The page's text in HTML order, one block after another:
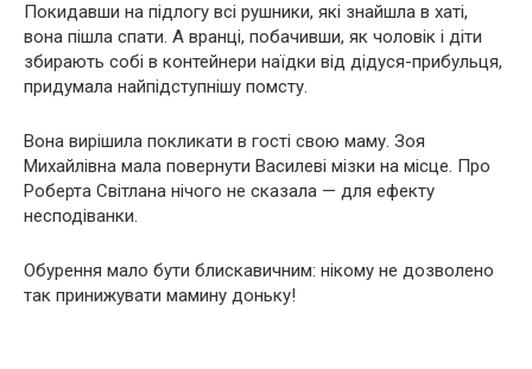
Покидавши на підлогу всі рушники, які знайшла в хаті,
вона пішла спати. А вранці, побачивши, як чоловік і діти
збирають собі в контейнери наїдки від дідуся-прибульця,
придумала найпідступнішу помсту.
Вона вирішила покликати в гості свою маму. Зоя
Михайлівна мала повернути Василеві мізки на місце. Про
Роберта Світлана нічого не сказала — для ефекту
несподіванки.
Обурення мало бути блискавичним: нікому не дозволено
так принижувати мамину доньку!